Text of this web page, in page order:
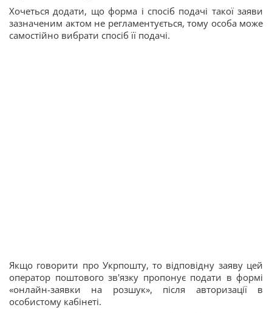
Хочеться додати, що форма і спосіб подачі такої заяви
зазначеним актом не регламентується, тому особа може
самостійно вибрати спосіб її подачі.
Якщо говорити про Укрпошту, то відповідну заяву цей
оператор поштового зв'язку пропонує подати в формі
«онлайн-заявки на розшук», після авторизації в
особистому кабінеті.